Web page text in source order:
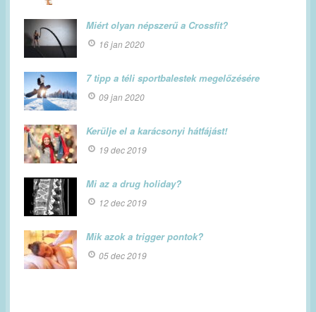
Miért olyan népszerű a Crossfit?
16 jan 2020
7 tipp a téli sportbalestek megelőzésére
09 jan 2020
Kerülje el a karácsonyi hátfájást!
19 dec 2019
Mi az a drug holiday?
12 dec 2019
Mik azok a trigger pontok?
05 dec 2019